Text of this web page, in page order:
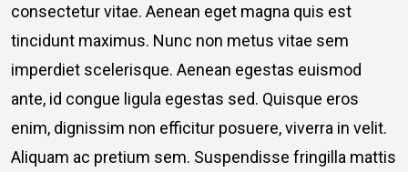
consectetur vitae. Aenean eget magna quis est
tincidunt maximus. Nunc non metus vitae sem
imperdiet scelerisque. Aenean egestas euismod
ante, id congue ligula egestas sed. Quisque eros
enim, dignissim non efficitur posuere, viverra in velit.
Aliquam ac pretium sem. Suspendisse fringilla mattis